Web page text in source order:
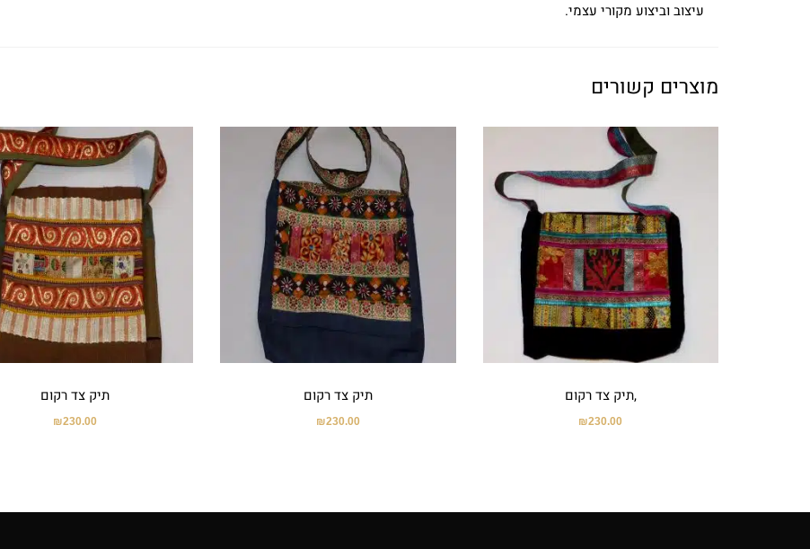
עיצוב וביצוע מקורי עצמי.
מוצרים קשורים
,תיק צד רקום
₪230.00
תיק צד רקום
₪230.00
תיק צד רקום
₪230.00